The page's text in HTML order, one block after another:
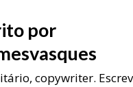
por
copywriter.